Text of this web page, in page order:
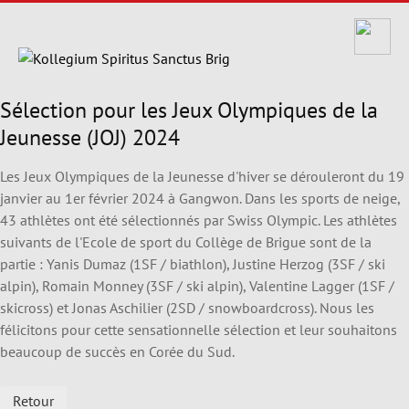
Sélection pour les Jeux Olympiques de la
Jeunesse (JOJ) 2024
Les Jeux Olympiques de la Jeunesse d'hiver se dérouleront du 19
janvier au 1er février 2024 à Gangwon. Dans les sports de neige,
43 athlètes ont été sélectionnés par Swiss Olympic. Les athlètes
suivants de l'Ecole de sport du Collège de Brigue sont de la
partie : Yanis Dumaz (1SF / biathlon), Justine Herzog (3SF / ski
alpin), Romain Monney (3SF / ski alpin), Valentine Lagger (1SF /
skicross) et Jonas Aschilier (2SD / snowboardcross). Nous les
félicitons pour cette sensationnelle sélection et leur souhaitons
beaucoup de succès en Corée du Sud.
Retour